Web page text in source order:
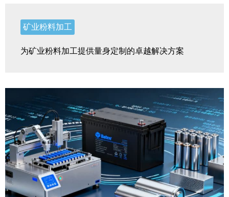
矿业粉料加工
为矿业粉料加工提供量身定制的卓越解决方案